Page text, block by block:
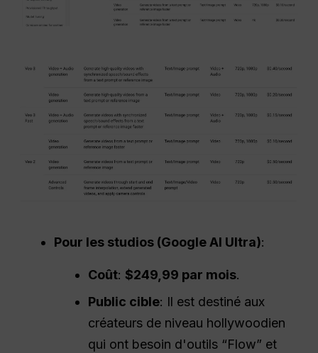
Pour les studios (Google AI Ultra):
Coût:$249,99 par mois.
Public cible: Il est destiné aux
créateurs de niveau hollywoodien
qui ont besoin d'outils “Flow” et